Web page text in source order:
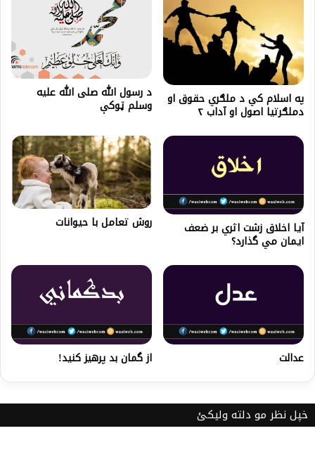
په اسلام کي د ملګري حقوق او
دملګرتیا اصول او آداب ۲
د رسول الله صلی الله عليه
وسلم ټوكې
آيا اخلاق زشت اثري بر ضعف
ايمان مي گذارد؟
روش تعامل با حیوانات
عدالت از گمان بد پرهیز کنید!
خپل نظر مو دلته ولیکئ